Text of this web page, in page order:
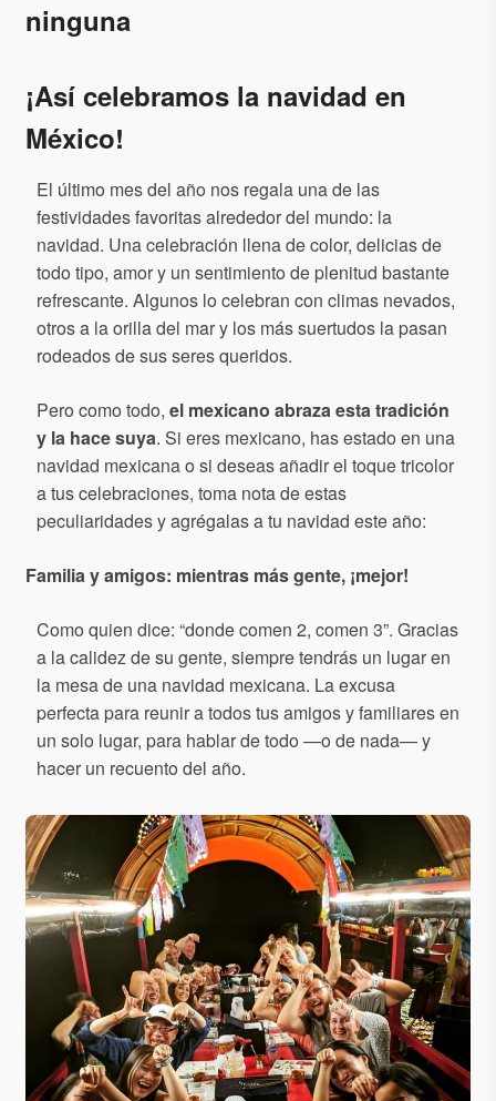
ninguna
¡Así celebramos la navidad en
México!
El último mes del año nos regala una de las
festividades favoritas alrededor del mundo: la
navidad. Una celebración llena de color, delicias de
todo tipo, amor y un sentimiento de plenitud bastante
refrescante. Algunos lo celebran con climas nevados,
otros a la orilla del mar y los más suertudos la pasan
rodeados de sus seres queridos.
Pero como todo, el mexicano abraza esta tradición
y la hace suya. Si eres mexicano, has estado en una
navidad mexicana o si deseas añadir el toque tricolor
a tus celebraciones, toma nota de estas
peculiaridades y agrégalas a tu navidad este año:
Familia y amigos: mientras más gente, ¡mejor!
Como quien dice: “donde comen 2, comen 3”. Gracias
a la calidez de su gente, siempre tendrás un lugar en
la mesa de una navidad mexicana. La excusa
perfecta para reunir a todos tus amigos y familiares en
un solo lugar, para hablar de todo —o de nada— y
hacer un recuento del año.